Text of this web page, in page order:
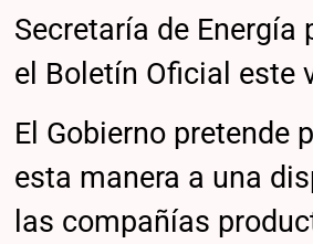
Secretaría de Energía
el Boletín Oficial este
El Gobierno pretende
esta manera a una
las compañías